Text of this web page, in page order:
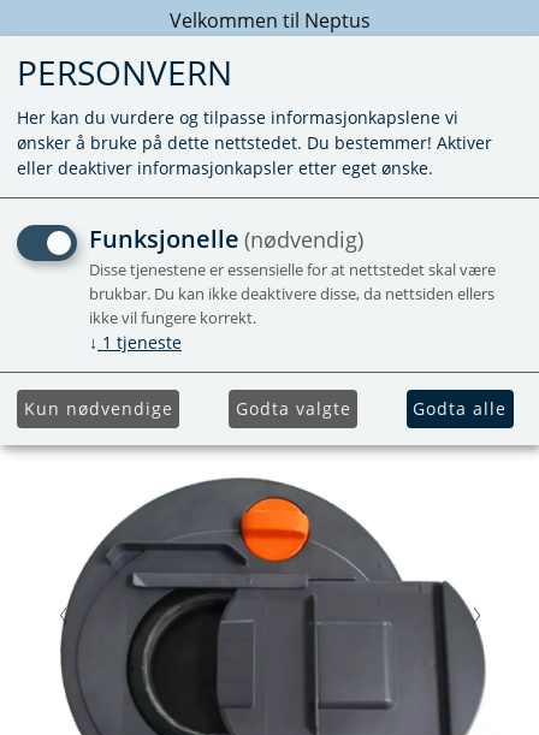
Velkommen til Neptus
MEKANISME AVFALLSTANK
250/C-260
Komplett mekanisme. Nr. 1-9, 11-13, 15-
17, 21. Blade arm leveres ikke separat
PERSONVERN
Her kan du vurdere og tilpasse informasjonkapslene vi
ønsker å bruke på dette nettstedet. Du bestemmer! Aktiver
eller deaktiver informasjonkapsler etter eget ønske.
Funksjonelle (nødvendig)
Disse tjenestene er essensielle for at nettstedet skal være
brukbar. Du kan ikke deaktivere disse, da nettsiden ellers
ikke vil fungere korrekt.
↓ 1 tjeneste
Kun nødvendige Godta valgte Godta alle